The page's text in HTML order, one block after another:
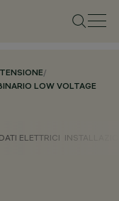
/
LOW VOLTAGE
DATI ELETTRICI